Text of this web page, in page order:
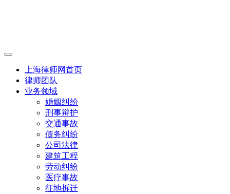
上海律师网首页
律师团队
业务领域
婚姻纠纷
刑事辩护
交通事故
债务纠纷
公司法律
建筑工程
劳动纠纷
医疗事故
征地拆迁